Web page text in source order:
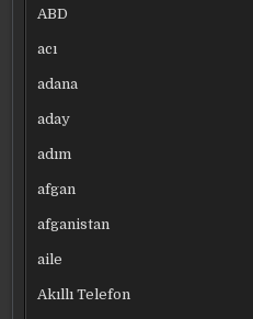
ABD
acı
adana
aday
adım
afgan
afganistan
aile
Akıllı Telefon